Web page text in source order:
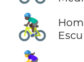
🚴🏿‍♂️